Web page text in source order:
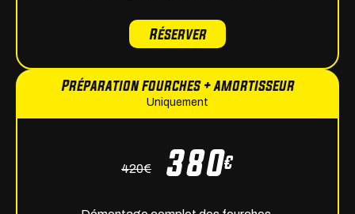
Réserver
Préparation fourches + amortisseur
Uniquement
420€ 380€